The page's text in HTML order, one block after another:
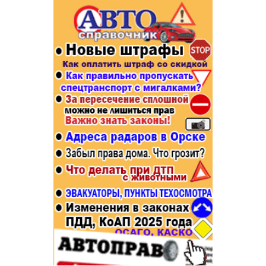
Афиша
Строительство и ремонт
Авто и мото
Рестораны, кафе, бары
Спорт Фитнес
Недвижимость
Красота Косметология
Телекоммуникации и связь
Торговля
Бизнес и финансы
Юристы, Экспертиза, Страхование
Ремонт
Социальные организации
Это интересно
Администрация
Популярное →
Строительство и ремонт